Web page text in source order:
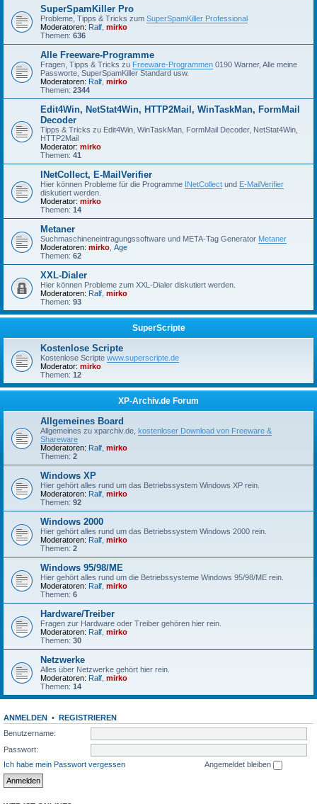
SuperSpamKiller Pro
Probleme, Tipps & Tricks zum SuperSpamKiller Professional
Moderatoren: Ralf mirko
Themen: 636
Alle Freeware-Programme
Fragen, Tipps & Tricks zu Freeware-Programmen 0190 Warner, Alle meine
Passworte, SuperSpamKiller Standard usw.
Moderatoren: Ralf mirko
Themen: 2344
Edit4Win, NetStat4Win, HTTP2Mail, WinTaskMan, FormMail
Decoder
Tipps & Tricks zu Edit4Win, WinTaskMan, FormMail Decoder, NetStat4Win,
HTTP2Mail
Moderator: mirko
Themen: 41
INetCollect, E-MailVerifier
Hier können Probleme für die Programme INetCollect und E-MailVerifier
diskutiert werden.
Moderator: mirko
Themen: 14
Metaner
Suchmaschineneintragungssoftware und META-Tag Generator Metaner
Moderatoren: mirko Age
Themen: 62
XXL-Dialer
Hier können Probleme zum XXL-Dialer diskutiert werden.
Moderatoren: Ralf mirko
Themen: 93
SuperScripte
Kostenlose Scripte
Kostenlose Scripte www.superscripte.de
Moderator: mirko
Themen: 12
XP-Archiv.de Forum
Allgemeines Board
Allgemeines zu xparchiv.de, kostenloser Download von Freeware &
Shareware
Moderatoren: Ralf mirko
Themen: 2
Windows XP
Hier gehört alles rund um das Betriebssystem Windows XP rein.
Moderatoren: Ralf mirko
Themen: 92
Windows 2000
Hier gehört alles rund um das Betriebssystem Windows 2000 rein.
Moderatoren: Ralf mirko
Themen: 2
Windows 95/98/ME
Hier gehört alles rund um die Betriebssysteme Windows 95/98/ME rein.
Moderatoren: Ralf mirko
Themen: 6
Hardware/Treiber
Fragen zur Hardware oder Treiber gehören hier rein.
Moderatoren: Ralf mirko
Themen: 30
Netzwerke
Alles über Netzwerke gehört hier rein.
Moderatoren: Ralf mirko
Themen: 14
ANMELDEN • REGISTRIEREN
Benutzername:
Passwort:
Ich habe mein Passwort vergessen
Angemeldet bleiben